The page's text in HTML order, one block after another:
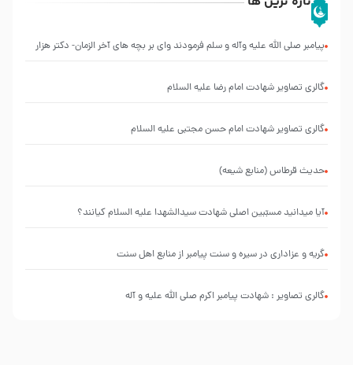
پیامبر صلی الله علیه وآله و سلم فرمودند وای بر بچه های آخر الزمان- دکتر هزار
گالری تصاویر شهادت امام رضا علیه السلام
گالری تصاویر شهادت امام حسن مجتبی علیه السلام
حدیث قرطاس (منابع شیعه)
آیا میدانید مسبّبین اصلی شهادت سیدالشهدا علیه ‌السلام کیانند؟
گریه و عزاداری در سیره و سنت پیامبر از منابع اهل سنت
گالری تصاویر : شهادت پیامبر اکرم صلی الله علیه و آله